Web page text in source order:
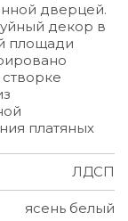
дверцей.
декор в
площади
платяных
ЛДСП
ясень белый